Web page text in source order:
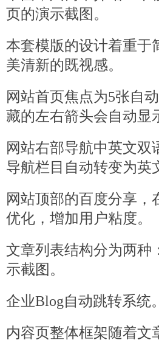
页的演示截图。
本套模版的设计着重于
美清新的既视感。
网站首页焦点为5张自
藏的左右箭头会自动显
网站右部导航中英文
导航栏目自动转变为英
网站顶部的百度分享
优化，增加用户粘度。
文章列表结构分为两种
示截图。
企业Blog自动跳转系统。
内容页整体框架随着文